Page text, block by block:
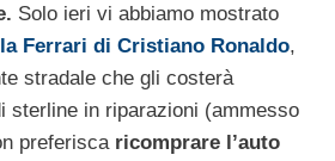
Solo ieri vi abbiamo mostrato
Ferrari di Cristiano Ronaldo,
stradale che gli costerà
sterline in riparazioni (ammesso
preferisca ricomprare l’auto